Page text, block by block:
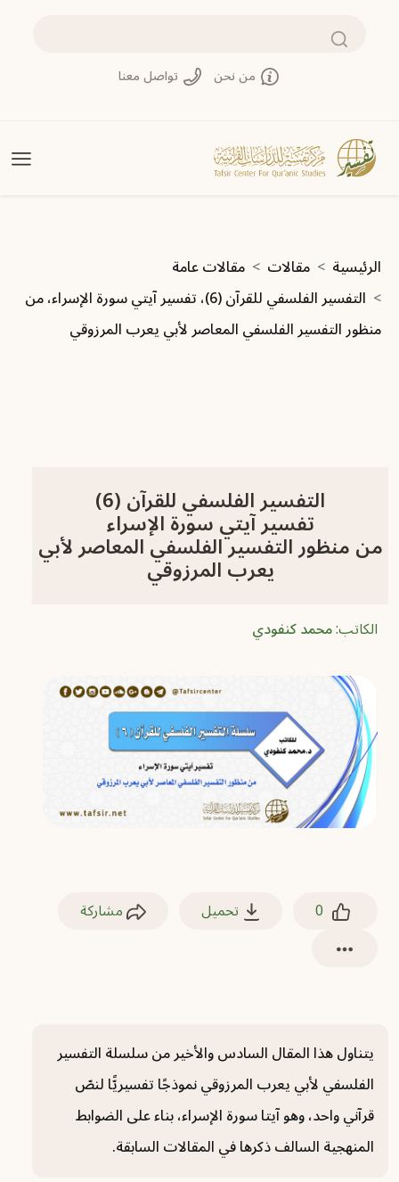
بحث
من نحن تواصل معنا
مسار التنقل
الرئيسية مقالات
مقالات عامة
التفسير الفلسفي للقرآن (6)، تفسير آيتي سورة الإسراء، من
منظور التفسير الفلسفي المعاصر لأبي يعرب المرزوقي
التفسير الفلسفي للقرآن (6)
تفسير آيتي سورة الإسراء
من منظور التفسير الفلسفي المعاصر لأبي
يعرب المرزوقي
الكاتب:محمد كنفودي
0 تحميل مشاركة
يتناول هذا المقال السادس والأخير من سلسلة التفسير
الفلسفي لأبي يعرب المرزوقي نموذجًا تفسيريًّا لنصّ
قرآني واحد، وهو آيتا سورة الإسراء، بناء على الضوابط
المنهجية السالف ذكرها في المقالات السابقة.